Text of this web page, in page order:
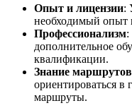
Опыт и лицензии:
необходимый опыт
Профессионализм:
дополнительное
квалификации.
Знание маршрутов
ориентироваться в
маршруты.